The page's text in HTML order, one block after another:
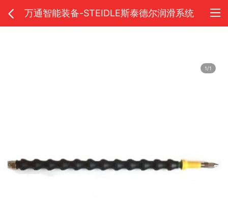
万通智能装备-STEIDLE斯泰德尔润滑系统
1/1